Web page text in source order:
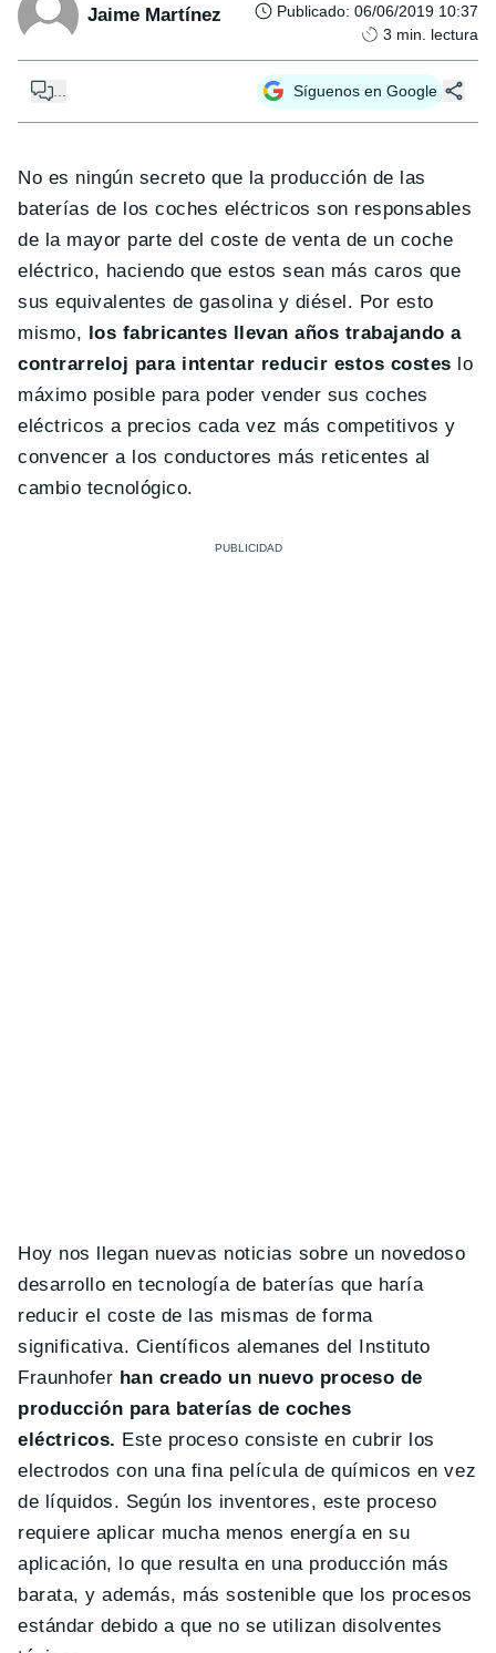
Jaime Martínez Publicado: 06/06/2019 10:37
3 min. lectura
Síguenos en Google
No es ningún secreto que la producción de las
baterías de los coches eléctricos son responsables
de la mayor parte del coste de venta de un coche
eléctrico, haciendo que estos sean más caros que
sus equivalentes de gasolina y diésel. Por esto
mismo, los fabricantes llevan años trabajando a
contrarreloj para intentar reducir estos costes lo
máximo posible para poder vender sus coches
eléctricos a precios cada vez más competitivos y
convencer a los conductores más reticentes al
cambio tecnológico.
Hoy nos llegan nuevas noticias sobre un novedoso
desarrollo en tecnología de baterías que haría
reducir el coste de las mismas de forma
significativa. Científicos alemanes del Instituto
Fraunhofer han creado un nuevo proceso de
producción para baterías de coches
eléctricos. Este proceso consiste en cubrir los
electrodos con una fina película de químicos en vez
de líquidos. Según los inventores, este proceso
requiere aplicar mucha menos energía en su
aplicación, lo que resulta en una producción más
barata, y además, más sostenible que los procesos
estándar debido a que no se utilizan disolventes